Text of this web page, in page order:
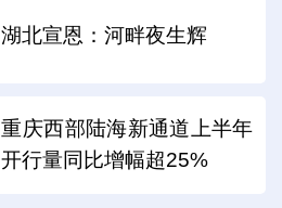
湖北宣恩：河畔夜生辉
重庆西部陆海新通道上半年
开行量同比增幅超25%